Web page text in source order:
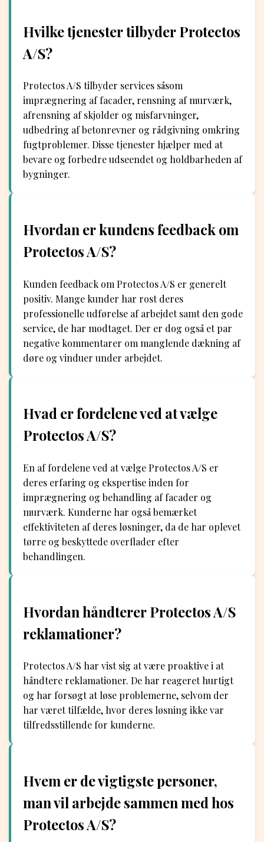
Hvilke tjenester tilbyder Protectos
A/S?
Protectos A/S tilbyder services såsom
imprægnering af facader, rensning af murværk,
afrensning af skjolder og misfarvninger,
udbedring af betonrevner og rådgivning omkring
fugtproblemer. Disse tjenester hjælper med at
bevare og forbedre udseendet og holdbarheden af
​​bygninger.
Hvordan er kundens feedback om
Protectos A/S?
Kunden feedback om Protectos A/S er generelt
positiv. Mange kunder har rost deres
professionelle udførelse af arbejdet samt den gode
service, de har modtaget. Der er dog også et par
negative kommentarer om manglende dækning af
døre og vinduer under arbejdet.
Hvad er fordelene ved at vælge
Protectos A/S?
En af fordelene ved at vælge Protectos A/S er
deres erfaring og ekspertise inden for
imprægnering og behandling af facader og
murværk. Kunderne har også bemærket
effektiviteten af ​​deres løsninger, da de har oplevet
tørre og beskyttede overflader efter
behandlingen.
Hvordan håndterer Protectos A/S
reklamationer?
Protectos A/S har vist sig at være proaktive i at
håndtere reklamationer. De har reageret hurtigt
og har forsøgt at løse problemerne, selvom der
har været tilfælde, hvor deres løsning ikke var
tilfredsstillende for kunderne.
Hvem er de vigtigste personer,
man vil arbejde sammen med hos
Protectos A/S?